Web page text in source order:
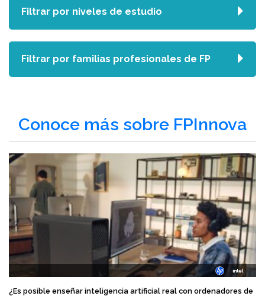
Conoce más sobre FPInnova
¿Es posible enseñar inteligencia artificial real con ordenadores de
Filtrar por niveles de estudio
Filtrar por familias profesionales de FP